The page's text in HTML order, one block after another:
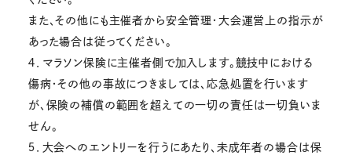
また、その他にも主催者から安全管理・大会運営上の指示が
あった場合は従ってください。
４．マラソン保険に主催者側で加入します。競技中における
傷病・その他の事故につきましては、応急処置を行います
が、保険の補償の範囲を超えての一切の責任は一切負いま
せん。
５．大会へのエントリーを行うにあたり、未成年者の場合は保